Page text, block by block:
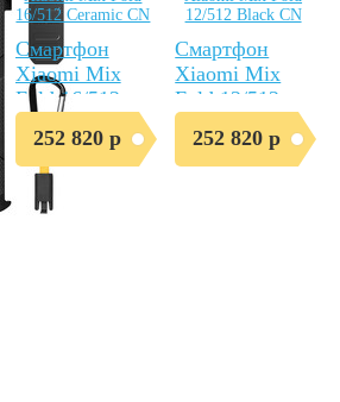
Смартфон
Xiaomi Mix
Fold 16/512
Ceramic CN
252 820 р
Смартфон
Xiaomi Mix
Fold 12/512
Black CN
252 820 р